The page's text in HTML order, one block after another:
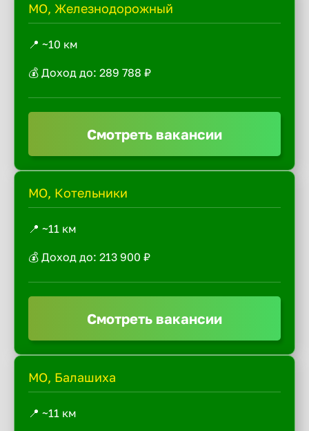
МО, Железнодорожный
📍 ~10 км
💰 Доход до: 289 788 ₽
Смотреть вакансии
МО, Котельники
📍 ~11 км
💰 Доход до: 213 900 ₽
Смотреть вакансии
МО, Балашиха
📍 ~11 км